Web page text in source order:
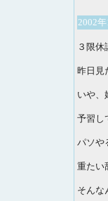
2002
３限休
昨日見
いや、
予習し
パソや
重たい
そんな